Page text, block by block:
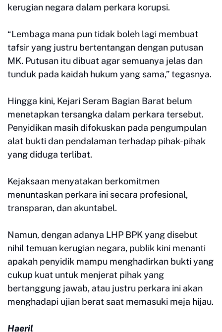
kerugian negara dalam perkara korupsi.
“Lembaga mana pun tidak boleh lagi membuat
tafsir yang justru bertentangan dengan putusan
MK. Putusan itu dibuat agar semuanya jelas dan
tunduk pada kaidah hukum yang sama,” tegasnya.
Hingga kini, Kejari Seram Bagian Barat belum
menetapkan tersangka dalam perkara tersebut.
Penyidikan masih difokuskan pada pengumpulan
alat bukti dan pendalaman terhadap pihak-pihak
yang diduga terlibat.
Kejaksaan menyatakan berkomitmen
menuntaskan perkara ini secara profesional,
transparan, dan akuntabel.
Namun, dengan adanya LHP BPK yang disebut
nihil temuan kerugian negara, publik kini menanti
apakah penyidik mampu menghadirkan bukti yang
cukup kuat untuk menjerat pihak yang
bertanggung jawab, atau justru perkara ini akan
menghadapi ujian berat saat memasuki meja hijau.
Haeril